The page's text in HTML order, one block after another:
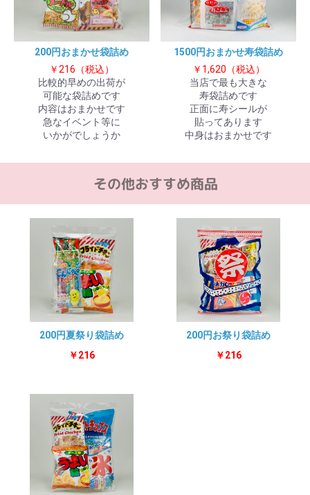
お買い物を続ける カートへ進む
200円おまかせ袋詰め
￥216（税込）
比較的早めの出荷が
可能な袋詰めです
内容はおまかせです
急なイベント等に
いかがでしょうか
1500円おまかせ寿袋詰め
￥1,620（税込）
当店で最も大きな
寿袋詰めです
正面に寿シールが
貼ってあります
中身はおまかせです
200円夏祭り袋詰め
￥216
200円お祭り袋詰め
￥216